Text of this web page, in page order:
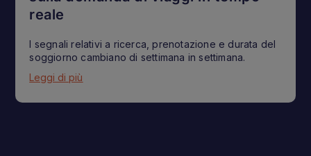
reale
I segnali relativi a ricerca, prenotazione e durata del
soggiorno cambiano di settimana in settimana.
Leggi di più